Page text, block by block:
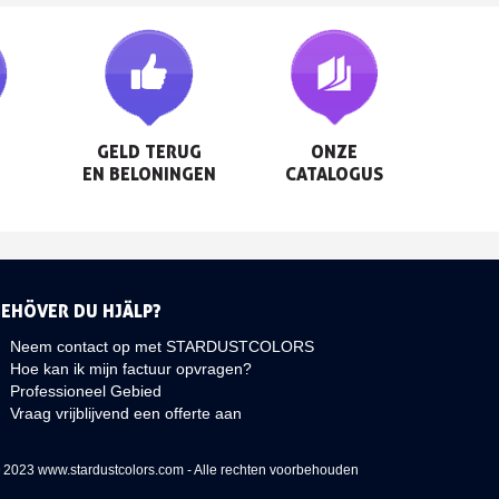
GELD TERUG
EN BELONINGEN
ONZE
CATALOGUS
DU HJÄLP?
Neem contact op met STARDUSTCOLORS
Hoe kan ik mijn factuur opvragen?
Professioneel Gebied
Vraag vrijblijvend een offerte aan
www.stardustcolors.com - Alle rechten voorbehouden